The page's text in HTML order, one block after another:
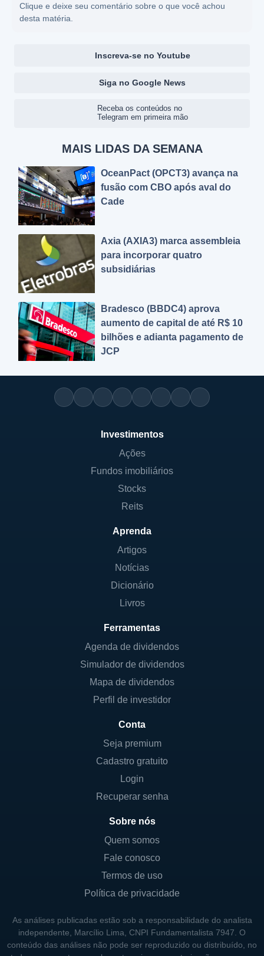
Clique e deixe seu comentário sobre o que você achou
desta matéria.
Inscreva-se no Youtube
Siga no Google News
Receba os conteúdos no
Telegram em primeira mão
MAIS LIDAS DA SEMANA
OceanPact (OPCT3) avança na
fusão com CBO após aval do
Cade
Axia (AXIA3) marca assembleia
para incorporar quatro
subsidiárias
Bradesco (BBDC4) aprova
aumento de capital de até R$ 10
bilhões e adianta pagamento de
JCP
Investimentos
Ações
Fundos imobiliários
Stocks
Reits
Aprenda
Artigos
Notícias
Dicionário
Livros
Ferramentas
Agenda de dividendos
Simulador de dividendos
Mapa de dividendos
Perfil de investidor
Conta
Seja premium
Cadastro gratuito
Login
Recuperar senha
Sobre nós
Quem somos
Fale conosco
Termos de uso
Política de privacidade
As análises publicadas estão sob a responsabilidade do analista
independente, Marcílio Lima, CNPI Fundamentalista 7947. O
conteúdo das análises não pode ser reproduzido ou distribuído, no